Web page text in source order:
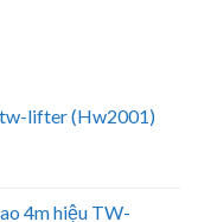
tw-lifter (Hw2001)
4m hiệu TW-